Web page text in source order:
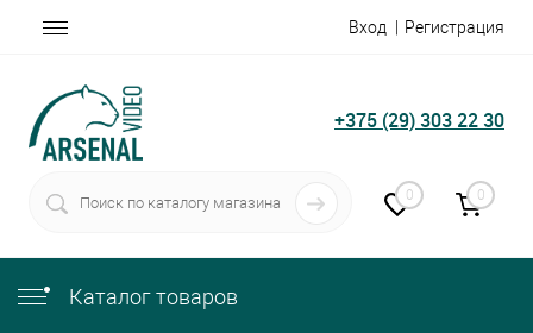
Вход Регистрация
+375 (29) 303 22 30
0 0
Каталог товаров